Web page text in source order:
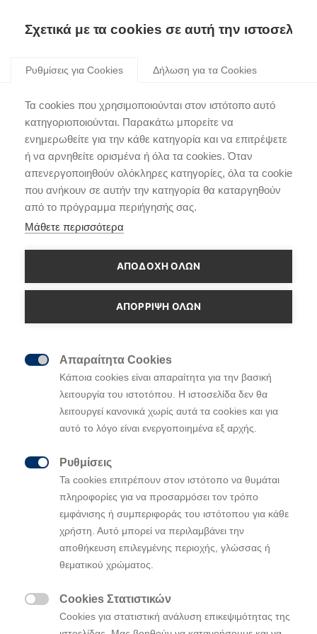
Σχετικά με τα cookies σε αυτή την ιστοσελίδα
Ρυθμίσεις για Cookies Δήλωση για τα Cookies
Τα cookies που χρησιμοποιούνται στον ιστότοπο αυτό
κατηγοριοποιούνται. Παρακάτω μπορείτε να
ενημερωθείτε για την κάθε κατηγορία και να επιτρέψετε
ή να αρνηθείτε ορισμένα ή όλα τα cookies. Όταν
απενεργοποιηθούν ολόκληρες κατηγορίες, όλα τα cookie
που ανήκουν σε αυτήν την κατηγορία θα καταργηθούν
από το πρόγραμμα περιήγησής σας.
Μάθετε περισσότερα
ΑΠΟΔΟΧΗ ΟΛΩΝ
ΑΠΌΡΡΙΨΗ ΌΛΩΝ
Απαραίτητα Cookies
Κάποια cookies είναι απαραίτητα για την βασική
λειτουργία του ιστοτόπου. Η ιστοσελίδα δεν θα
λειτουργεί κανονικά χωρίς αυτά τα cookies και για
αυτό το λόγο είναι ενεργοποιημένα εξ αρχής.
Ρυθμίσεις
Ta cookies επιτρέπουν στον ιστότοπο να θυμάται
πληροφορίες για να προσαρμόσει τον τρόπο
εμφάνισης ή συμπεριφοράς του ιστότοπου για κάθε
χρήστη. Αυτό μπορεί να περιλαμβάνει την
αποθήκευση επιλεγμένης περιοχής, γλώσσας ή
θεματικού χρώματος.
Cookies Στατιστικών
Cookies για στατιστική ανάλυση επικεψιμότητας της
Multi Collision Braking
Πλοήγηση
άρθρων
Παλαιότερο άρθρο Νεότερο άρθρο
Επιλέγοντας Νέο
Καινοτομία